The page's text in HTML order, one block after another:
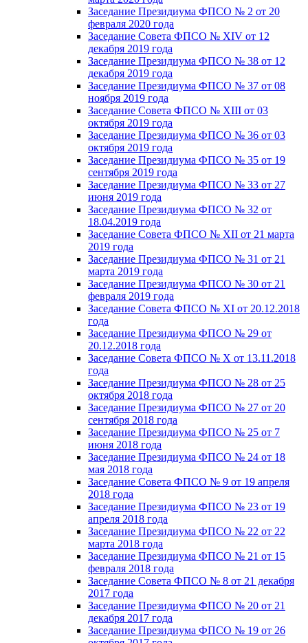
Заседание Президиума ФПСО № 2 от 20
февраля 2020 года
Заседание Совета ФПСО № XIV от 12
декабря 2019 года
Заседание Президиума ФПСО № 38 от 12
декабря 2019 года
Заседание Президиума ФПСО № 37 от 08
ноября 2019 года
Заседание Совета ФПСО № XIII от 03
октября 2019 года
Заседание Президиума ФПСО № 36 от 03
октября 2019 года
Заседание Президиума ФПСО № 35 от 19
сентября 2019 года
Заседание Президиума ФПСО № 33 от 27
июня 2019 года
Заседание Президиума ФПСО № 32 от
18.04.2019 года
Заседание Совета ФПСО № XII от 21 марта
2019 года
Заседание Президиума ФПСО № 31 от 21
марта 2019 года
Заседание Президиума ФПСО № 30 от 21
февраля 2019 года
Заседание Совета ФПСО № XI от 20.12.2018
года
Заседание Президиума ФПСО № 29 от
20.12.2018 года
Заседание Совета ФПСО № X от 13.11.2018
года
Заседание Президиума ФПСО № 28 от 25
октября 2018 года
Заседание Президиума ФПСО № 27 от 20
сентября 2018 года
Заседание Президиума ФПСО № 25 от 7
июня 2018 года
Заседание Президиума ФПСО № 24 от 18
мая 2018 года
Заседание Совета ФПСО № 9 от 19 апреля
2018 года
Заседание Президиума ФПСО № 23 от 19
апреля 2018 года
Заседание Президиума ФПСО № 22 от 22
марта 2018 года
Заседание Президиума ФПСО № 21 от 15
февраля 2018 года
Заседание Совета ФПСО № 8 от 21 декабря
2017 года
Заседание Президиума ФПСО № 20 от 21
декабря 2017 года
Заседание Президиума ФПСО № 19 от 26